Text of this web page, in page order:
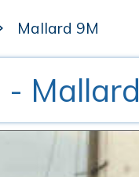
Mallard 9M
- Mallard